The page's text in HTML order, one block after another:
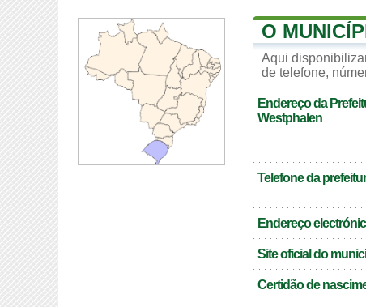
O
Aqui
de telefone,
Endereço da
Westphalen
Telefone da
Endereço
Site oficial do
Certidão de